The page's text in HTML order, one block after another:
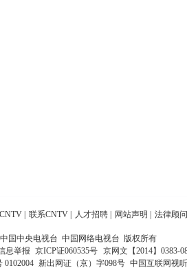
联系CNTV 人才招聘 网站声明 法律顾问
中国中央电视台 中国网络电视台 版权所有
息举报 京ICP证060535号
京网文【2014】0383-
0102004 新出网证（京）字098号 中国互联网视